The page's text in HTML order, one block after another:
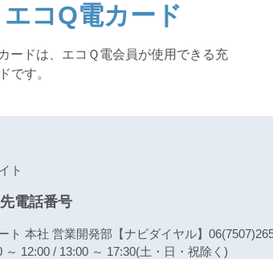
エコQ電カード
ードは、エコＱ電会員が使用できる充
です。
ト
電話番号
ト 本社 営業開発部【ナビダイヤル】
～ 12:00 / 13:00 ～ 17:30(土・日・祝除く)